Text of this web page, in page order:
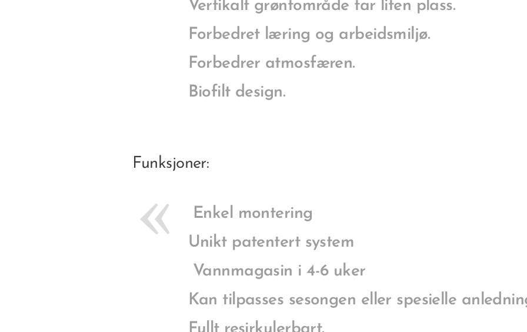
Vertikalt grøntområde tar liten plass.
Forbedret læring og arbeidsmiljø.
Forbedrer atmosfæren.
Biofilt design.
Funksjoner:
Enkel montering
Unikt patentert system
Vannmagasin i 4-6 uker
Kan tilpasses sesongen eller spesielle